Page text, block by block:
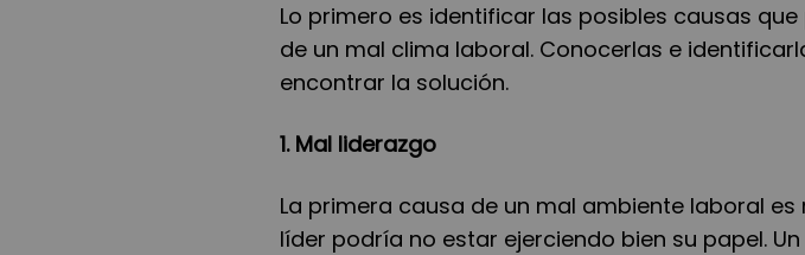
Lo primero es identificar las posibles causas
de un mal clima laboral. Conocerlas e
encontrar la solución.
1. Mal liderazgo
La primera causa de un mal ambiente laboral es
líder podría no estar ejerciendo bien su papel.